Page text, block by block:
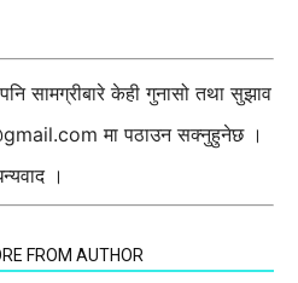
सामग्रीबारे केही गुनासो तथा सुझाव
मा पठाउन सक्नुहुनेछ ।
।
FROM AUTHOR